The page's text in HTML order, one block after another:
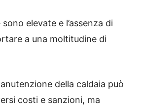
elevate e l’assenza di
a una moltitudine di
della caldaia può
costi e sanzioni, ma